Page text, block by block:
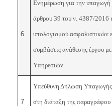
6
Ενημέρωση για την υπαγωγή
άρθρου 39 του ν. 4387/2016
υπολογισμού ασφαλιστικών
συμβάσεις ανάθεσης έργου
Υπηρεσιών
7
Υπεύθυνη Δήλωση
στη διάταξη της